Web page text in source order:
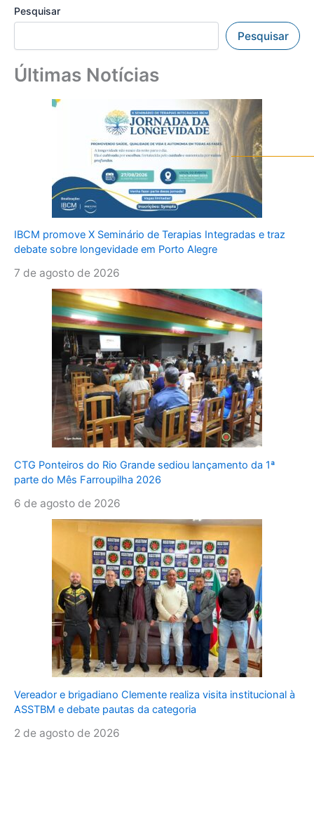
Pesquisar
Pesquisar
Últimas Notícias
IBCM promove X Seminário de Terapias Integradas e traz
debate sobre longevidade em Porto Alegre
7 de agosto de 2026
CTG Ponteiros do Rio Grande sediou lançamento da 1ª
parte do Mês Farroupilha 2026
6 de agosto de 2026
Vereador e brigadiano Clemente realiza visita institucional à
ASSTBM e debate pautas da categoria
2 de agosto de 2026